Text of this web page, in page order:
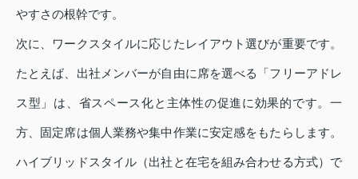
やすさの根幹です。
次に、ワークスタイルに応じたレイアウト選びが重要です。
たとえば、出社メンバーが自由に席を選べる「フリーアドレ
ス型」は、省スペース化と主体性の促進に効果的です。一
方、固定席は個人業務や集中作業に安定感をもたらします。
ハイブリッドスタイル（出社と在宅を組み合わせる方式）で